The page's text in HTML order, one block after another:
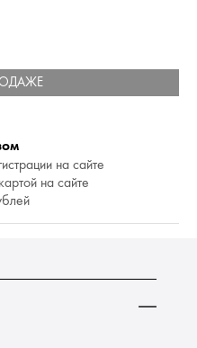
на сайте
на сайте